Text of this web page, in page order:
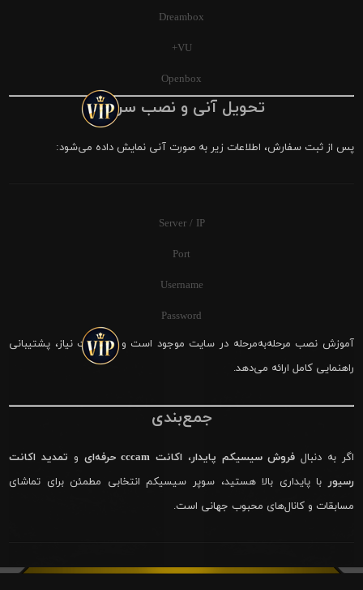
Dreambox
VU+
Openbox
تحویل آنی و نصب سریع
پس از ثبت سفارش، اطلاعات زیر به صورت آنی نمایش داده می‌شود:
Server / IP
Port
Username
Password
آموزش نصب مرحله‌به‌مرحله در سایت موجود است و در صورت نیاز، پشتیبانی
راهنمایی کامل ارائه می‌دهد.
جمع‌بندی
اگر به دنبال فروش سیسیکم پایدار، اکانت cccam حرفه‌ای و تمدید اکانت
رسیور با پایداری بالا هستید، سوپر سیسیکم انتخابی مطمئن برای تماشای
مسابقات و کانال‌های محبوب جهانی است.